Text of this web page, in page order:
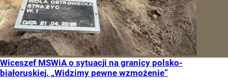
Wiceszef MSWiA o sytuacji na granicy polsko-
białoruskiej. „Widzimy pewne wzmożenie”